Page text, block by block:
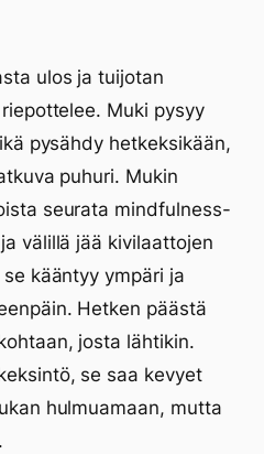
ulos ja tuijotan
Muki pysyy
pysähdy hetkeksikään,
puhuri. Mukin
seurata mindfulness-
välillä jää kivilaattojen
kääntyy ympäri ja
Hetken päästä
josta lähtikin.
se saa kevyet
hulmuamaan, mutta